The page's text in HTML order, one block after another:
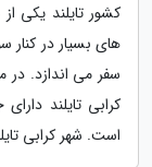
کشور تایلند یکی
های بسیار در
سفر می اندازد. در
کرابی تایلند
است. شهر کرابی